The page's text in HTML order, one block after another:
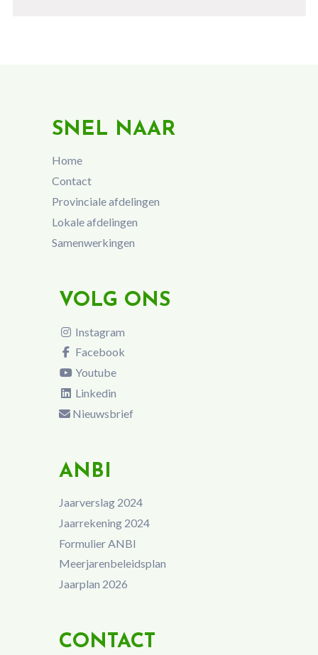
SNEL NAAR
Home
Contact
Provinciale afdelingen
Lokale afdelingen
Samenwerkingen
VOLG ONS
Instagram
Facebook
Youtube
Linkedin
Nieuwsbrief
ANBI
Jaarverslag 2024
Jaarrekening 2024
Formulier ANBI
Meerjarenbeleidsplan
Jaarplan 2026
CONTACT